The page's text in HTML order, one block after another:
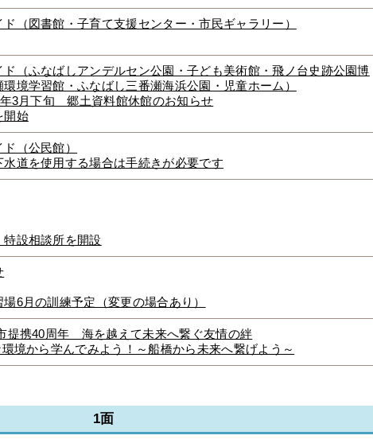
（図書館・子育て支援センター・市民ギャラリー）
（ふなばしアンデルセン公園・子ども美術館・飛ノ台史跡公園博
境学習館・ふなばし三番瀬海浜公園・児童ホーム）
3月下旬 郷土資料館休館のお知らせ
開始
（公民館）
道を使用する場合は手続きが必要です
特設相談所を開設
6月の訓練予定（変更の場合あり）
提携40周年 海を越えて未来へ繋ぐ友情の絆
境から学んでみよう！～船橋から未来へ繋げよう～
1面